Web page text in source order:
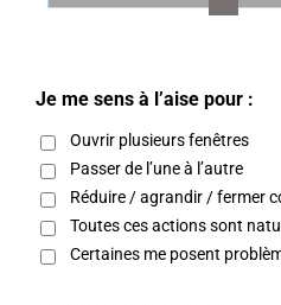
Je me sens à l’aise pour :
Ouvrir plusieurs fenêtres
Passer de l’une à l’autre
Réduire / agrandir / fermer
Toutes ces actions sont
Certaines me posent